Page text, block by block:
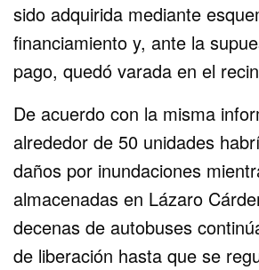
sido adquirida mediante
financiamiento y, ante la
pago, quedó varada en el
De acuerdo con la misma
alrededor de 50 unidades
daños por inundaciones
almacenadas en Lázaro
decenas de autobuses
de liberación hasta que se